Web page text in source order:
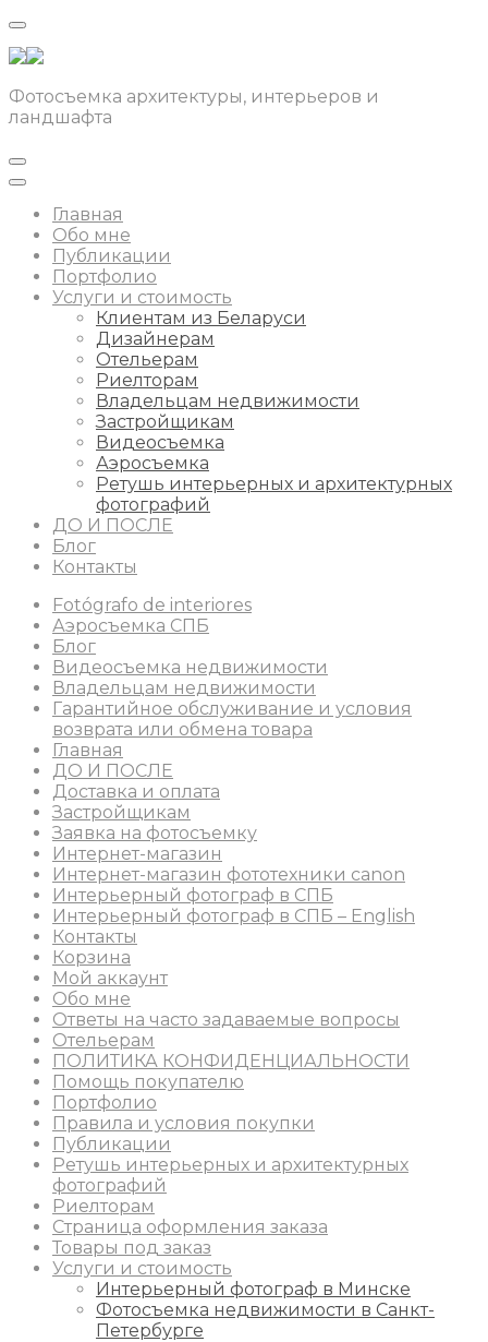
Фотосъемка архитектуры, интерьеров и
ландшафта
Главная
Обо мне
Публикации
Портфолио
Услуги и стоимость
Клиентам из Беларуси
Дизайнерам
Отельерам
Риелторам
Владельцам недвижимости
Застройщикам
Видеосъемка
Аэросъемка
Ретушь интерьерных и архитектурных
фотографий
ДО И ПОСЛЕ
Блог
Контакты
Fotógrafo de interiores
Аэросъемка СПБ
Блог
Видеосъемка недвижимости
Владельцам недвижимости
Гарантийное обслуживание и условия
возврата или обмена товара
Главная
ДО И ПОСЛЕ
Доставка и оплата
Застройщикам
Заявка на фотосъемку
Интернет-магазин
Интернет-магазин фототехники canon
Интерьерный фотограф в СПБ
Интерьерный фотограф в СПБ – English
Контакты
Корзина
Мой аккаунт
Обо мне
Ответы на часто задаваемые вопросы
Отельерам
ПОЛИТИКА КОНФИДЕНЦИАЛЬНОСТИ
Помощь покупателю
Портфолио
Правила и условия покупки
Публикации
Ретушь интерьерных и архитектурных
фотографий
Риелторам
Страница оформления заказа
Товары под заказ
Услуги и стоимость
Интерьерный фотограф в Минске
Фотосъемка недвижимости в Санкт-
Петербурге